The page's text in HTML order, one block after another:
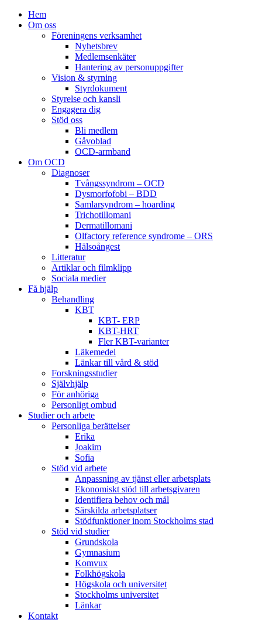
Hem
Om oss
Föreningens verksamhet
Nyhetsbrev
Medlemsenkäter
Hantering av personuppgifter
Vision & styrning
Styrdokument
Styrelse och kansli
Engagera dig
Stöd oss
Bli medlem
Gåvoblad
OCD-armband
Om OCD
Diagnoser
Tvångssyndrom – OCD
Dysmorfofobi – BDD
Samlarsyndrom – hoarding
Trichotillomani
Dermatillomani
Olfactory reference syndrome – ORS
Hälsoångest
Litteratur
Artiklar och filmklipp
Sociala medier
Få hjälp
Behandling
KBT
KBT- ERP
KBT-HRT
Fler KBT-varianter
Läkemedel
Länkar till vård & stöd
Forskningsstudier
Självhjälp
För anhöriga
Personligt ombud
Studier och arbete
Personliga berättelser
Erika
Joakim
Sofia
Stöd vid arbete
Anpassning av tjänst eller arbetsplats
Ekonomiskt stöd till arbetsgivaren
Identifiera behov och mål
Särskilda arbetsplatser
Stödfunktioner inom Stockholms stad
Stöd vid studier
Grundskola
Gymnasium
Komvux
Folkhögskola
Högskola och universitet
Stockholms universitet
Länkar
Kontakt